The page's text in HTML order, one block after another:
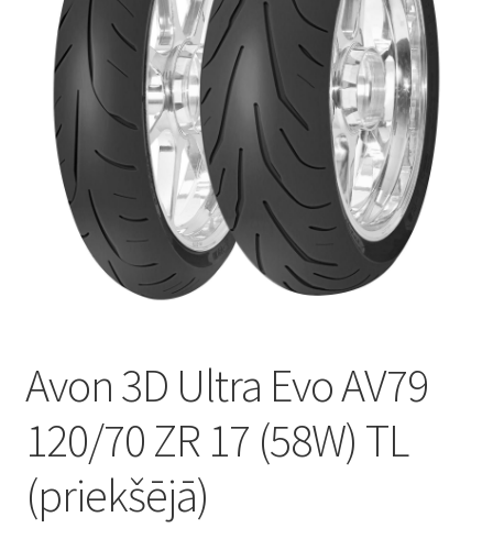
Zīmoli
Expand
child
Kontakti
Avon 3D Ultra Evo AV79
120/70 ZR 17 (58W) TL
(priekšējā)